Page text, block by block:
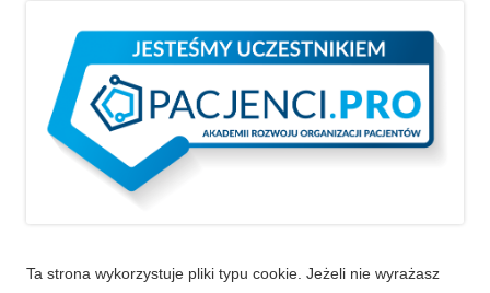
Ta strona wykorzystuje pliki typu cookie. Jeżeli nie wyrażasz